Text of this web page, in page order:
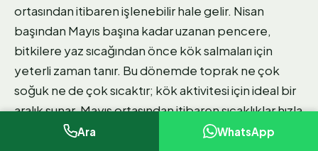
ortasından itibaren işlenebilir hale gelir. Nisan
başından Mayıs başına kadar uzanan pencere,
bitkilere yaz sıcağından önce kök salmaları için
yeterli zaman tanır. Bu dönemde toprak ne çok
soğuk ne de çok sıcaktır; kök aktivitesi için ideal bir
aralık sunar. Mayıs ortasından itibaren sıcaklıklar hızla
yükselir ve taze dikilen bitkiler ciddi su stresi
Ara WhatsApp